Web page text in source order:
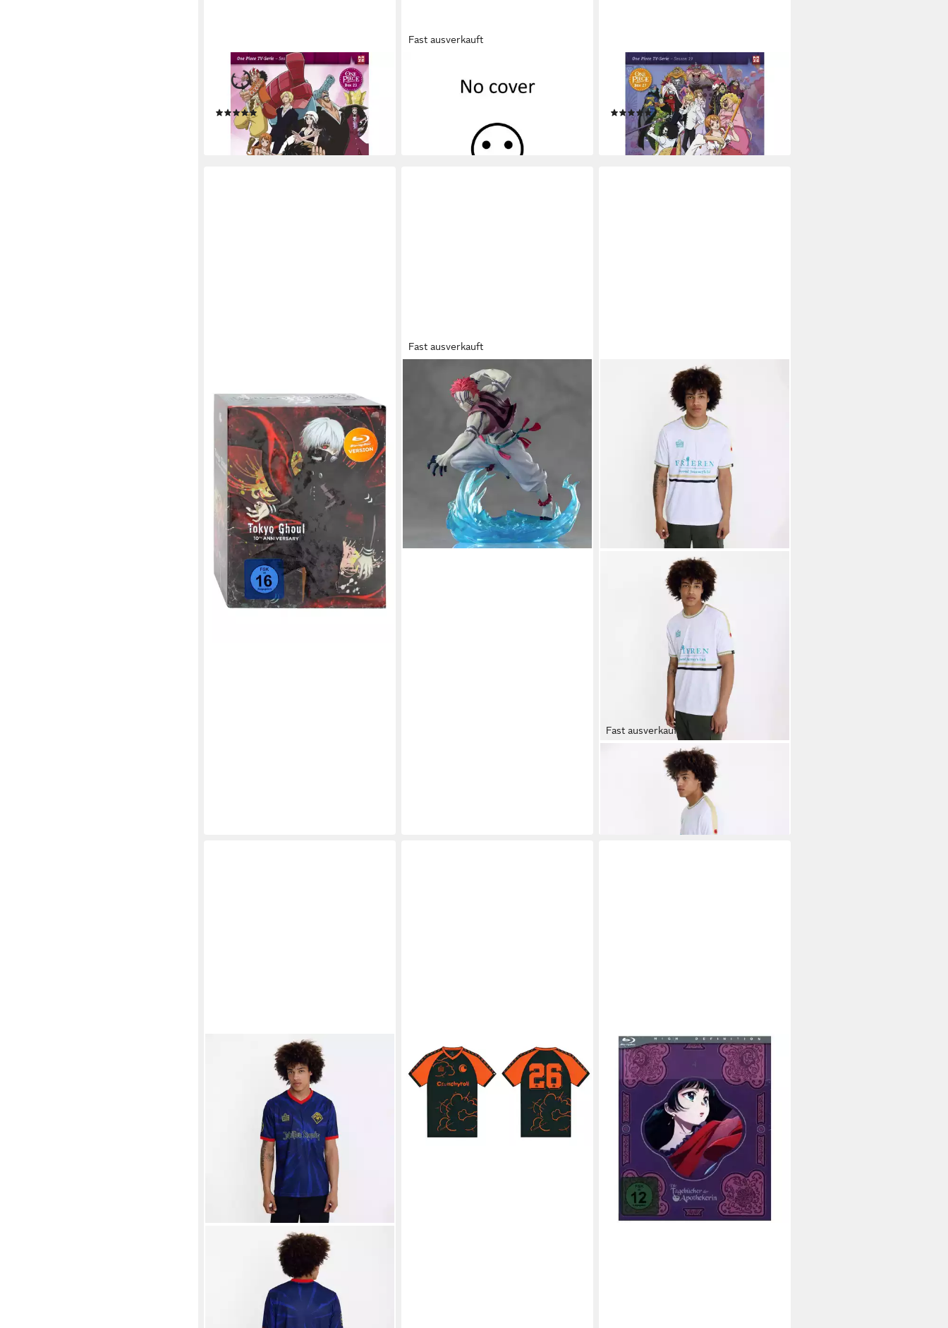
CRUNCHYROLL
DVD One Piece - TV-Serie - Box 23
(Episoden 688-715)
(1)
ab 64,25 €
lieferbar - in 2-3 Werktagen bei dir
Fast ausverkauft
Blu-ray One Piece - TV-Serie.Box.38
CRUNCHYROLL
DVD One Piece - TV-Serie - Box 27
(Episoden 805-828)
(1)
ab 61,20 €
lieferbar - in 2-3 Werktagen bei dir
Series, Steelbook, 10th Anniversary
Box Set
119,99 €
lieferbar - in 2-3 Werktagen bei dir
Fast ausverkauft
CRUNCHYROLL
Fantasy-Figur Figur - Demon Slayer -
Akaza - 14cm
UVP 39,95 €
(0,91 €/ 1 Stk)
lieferbar - in 3-4 Werktagen bei dir
Fast ausverkauft
CRUNCHYROLL
Fußballtrikot Fußballtrikot - Soccer
Jersey - Frieren
lieferbar - in 3-4 Werktagen bei dir
CRUNCHYROLL
Fußballtrikot Fußballtrikot - Soccer
Jersey - Crunchyroll
lieferbar - in 3-4 Werktagen bei dir
CRUNCHYROLL
Blu-ray The Apothecary Diaries - Die
Tagebücher der Apothekerin -
Staffel 1...
46,95 €
lieferbar - in 6-8 Werktagen bei dir